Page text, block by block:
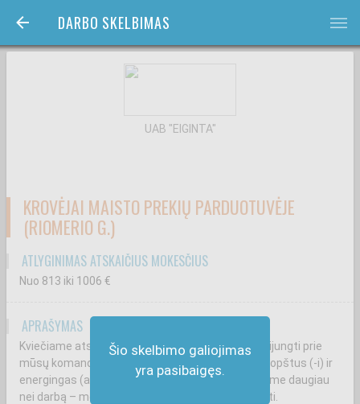
DARBO SKELBIMAS bars
Šio skelbimo galiojimas
yra pasibaigęs.
UAB "EIGINTA"
KROVĖJAI MAISTO PREKIŲ PARDUOTUVĖJE
(RIOMERIO G.)
ATLYGINIMAS ATSKAIČIUS MOKESČIUS
Nuo 813 iki 1006 €
APRAŠYMAS
Kviečiame atsakingus ir draugiškus krovėjus prisijungti prie
mūsų komandos! Jei mėgsti fizinį darbą ir esi kruopštus (-i) ir
energingas (a) – ši pozicija kaip tik tau! Mes siūlome daugiau
nei darbą – mes siūlome galimybę augti ir tobulėti.